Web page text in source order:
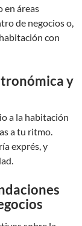
en áreas
de negocios o,
con
y
a la habitación
a tu ritmo.
exprés, y